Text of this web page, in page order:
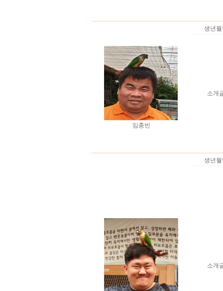
임충빈
생년
소개
생년
소개